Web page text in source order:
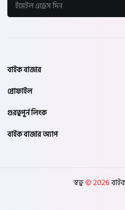
বাইক বাজার
প্রোফাইল
গুরত্বপূর্ন লিংক
বাইক বাজার অ্যাপ
স্বত্ব© 2026